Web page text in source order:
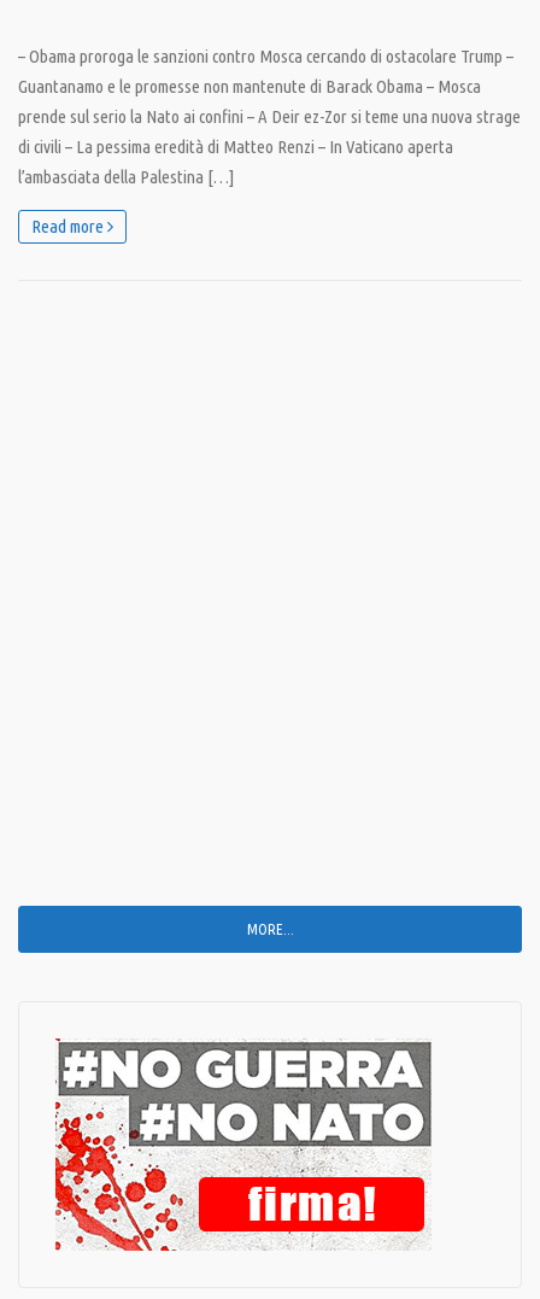
– Obama proroga le sanzioni contro Mosca cercando di ostacolare Trump –
Guantanamo e le promesse non mantenute di Barack Obama – Mosca
prende sul serio la Nato ai confini – A Deir ez-Zor si teme una nuova strage
di civili – La pessima eredità di Matteo Renzi – In Vaticano aperta
l’ambasciata della Palestina […]
Read more
MORE...